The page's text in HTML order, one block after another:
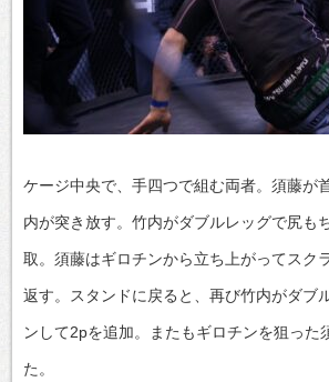
ケージ中央で、手四つで組む両者。須藤が
内が突き放す。竹内がダブルレッグで尻も
取。須藤はギロチンから立ち上がってスク
返す。スタンドに戻ると、再び竹内がダブ
ンして2pを追加。またもギロチンを狙った
た。